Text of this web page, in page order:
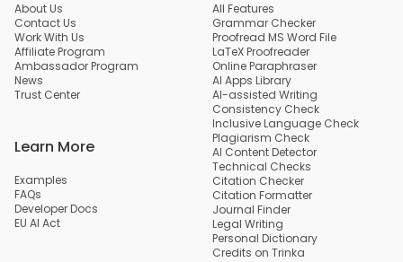
About Us
Contact Us
Work With Us
Affiliate Program
Ambassador Program
News
Trust Center
Learn More
Examples
FAQs
Developer Docs
EU AI Act
All Features
Grammar Checker
Proofread MS Word File
LaTeX Proofreader
Online Paraphraser
AI Apps Library
AI-assisted Writing
Consistency Check
Inclusive Language Check
Plagiarism Check
AI Content Detector
Technical Checks
Citation Checker
Citation Formatter
Journal Finder
Legal Writing
Personal Dictionary
Credits on Trinka